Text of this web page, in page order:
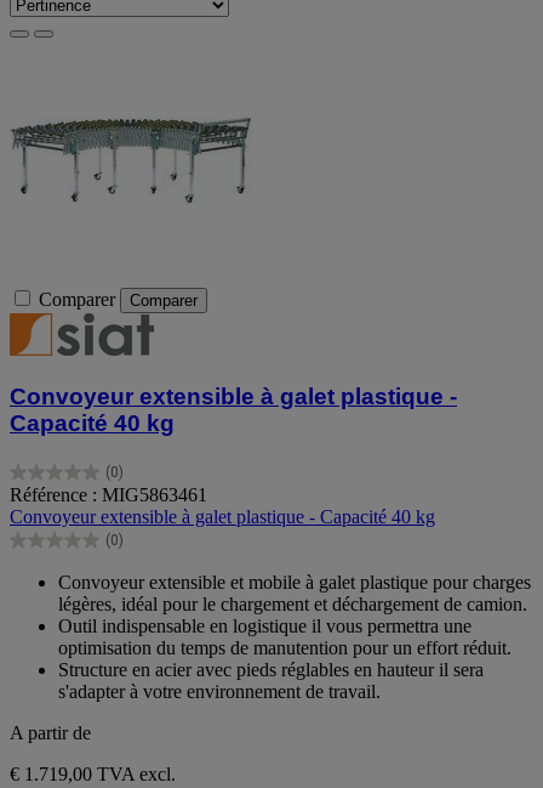
Comparer Comparer
Convoyeur extensible à galet plastique -
Capacité 40 kg
(0)
0.0
sur
5
étoiles.
Référence : MIG5863461
Convoyeur extensible à galet plastique - Capacité 40 kg
(0)
0.0
étoiles.
Convoyeur extensible et mobile à galet plastique pour charges
légères, idéal pour le chargement et déchargement de camion.
Outil indispensable en logistique il vous permettra une
optimisation du temps de manutention pour un effort réduit.
Structure en acier avec pieds réglables en hauteur il sera
s'adapter à votre environnement de travail.
A partir de
€ 1.719,00 TVA excl.